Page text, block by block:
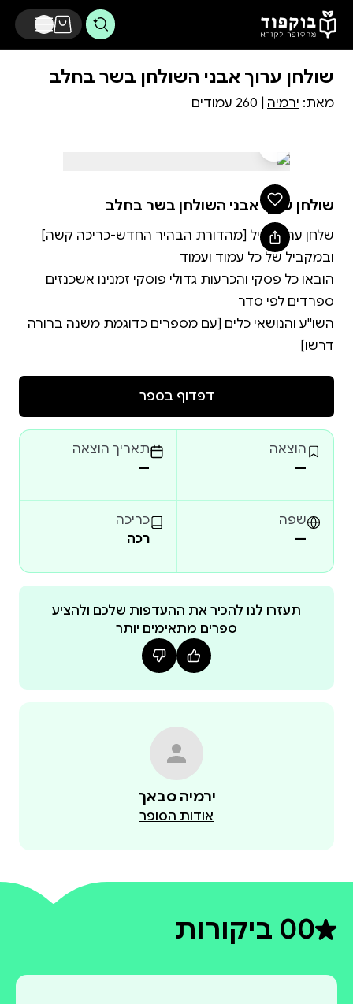
דלג לתוכן הראשי
שולחן ערוך אבני השולחן בשר בחלב
מאת: ירמיה
שולחן ערוך אבני השולחן בשר בחלב
שלחן ערוך רגיל [מהדורת הבהיר החדש-כריכה קשה]
הובאו כל פסקי והכרעות גדולי פוסקי זמנינו אשכנזים
השו''ע והנושאי כלים [עם מספרים כדוגמת משנה ברורה
דרשו]
דפדוף בספר
הוצאה
—
תאריך הוצאה
—
שפה
—
כריכה
רכה
תעזרו לנו להכיר את ההעדפות שלכם ולהציע
ספרים מתאימים יותר
ירמיה סבאך
אודות הסופר
0דירוג ממוצע 0 מתוך 5
0 ביקורות